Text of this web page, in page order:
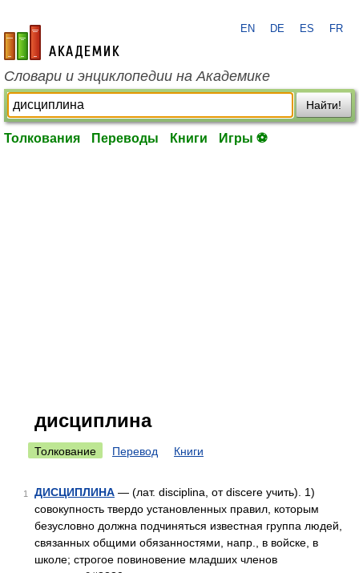
academic.ru
EN DE ES FR
Словари и энциклопедии на Академике
Найти!
Толкования Переводы Книги Игры ⚽
дисциплина
Толкование Перевод Книги
1 ДИСЦИПЛИНА — (лат. disciplina, от discere учить). 1)
совокупность твердо установленных правил, которым
безусловно должна подчиняться известная группа людей,
связанных общими обязанностями, напр., в войске, в
школе; строгое повиновение младших членов